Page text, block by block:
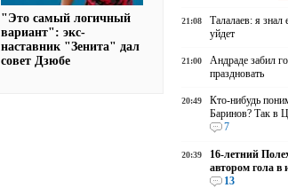
"Это самый логичный
вариант": экс-
наставник "Зенита" дал
совет Дзюбе
21:08
Талалаев: я знал
уйдет
21:00
Андраде забил
праздновать
20:49
Кто-нибудь
Баринов? Так в
7
20:39
16-летний
автором гола
13